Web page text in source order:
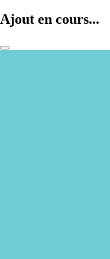
Ajout en cours...